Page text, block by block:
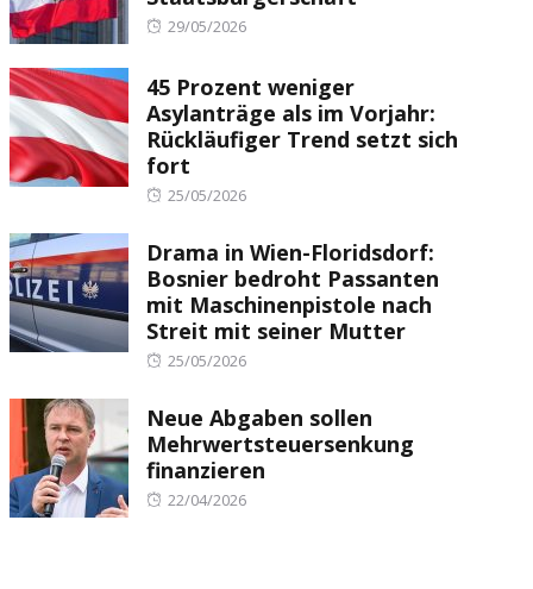
Posted
29/05/2026
45 Prozent weniger
Asylanträge als im Vorjahr:
Rückläufiger Trend setzt sich
fort
Posted
25/05/2026
Drama in Wien-Floridsdorf:
Bosnier bedroht Passanten
mit Maschinenpistole nach
Streit mit seiner Mutter
Posted
25/05/2026
Neue Abgaben sollen
Mehrwertsteuersenkung
finanzieren
Posted
22/04/2026